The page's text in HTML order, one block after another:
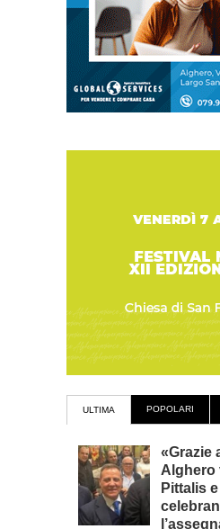
ULTIMA POPOLARI
«Grazie
Alghero
Pittalis